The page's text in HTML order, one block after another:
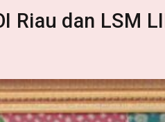
Riau dan LSM